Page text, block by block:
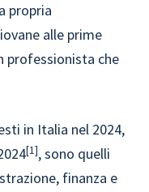
propria
alle prime
professionista che
in Italia nel 2024,
1 , sono quelli
finanza e